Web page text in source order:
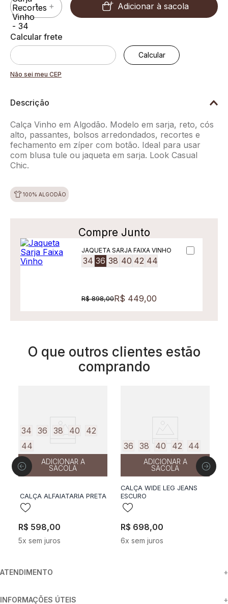
＋
－ Adicionar à sacola
Não sei meu CEP
Descrição
Calça Vinho em Algodão. Modelo em sarja, reto, cós
alto, passantes, bolsos arredondados, recortes e
fechamento em zíper com botão. Ideal para usar
com blusa tule ou jaqueta em sarja. Look Casual
Chic.
100% ALGODÃO
Compre Junto
JAQUETA SARJA FAIXA VINHO
34 36 38 40 42 44
R$ 898,00R$ 449,00
O que outros clientes estão
comprando
34 36 38 40
42
44
ADICIONAR A
SACOLA
CALÇA ALFAIATARIA PRETA
R$ 598,00
5x sem juros
36 38 40 42 44
ADICIONAR A
SACOLA
CALÇA WIDE LEG JEANS
ESCURO
R$ 698,00
6x sem juros
ATENDIMENTO +
INFORMAÇÕES ÚTEIS +